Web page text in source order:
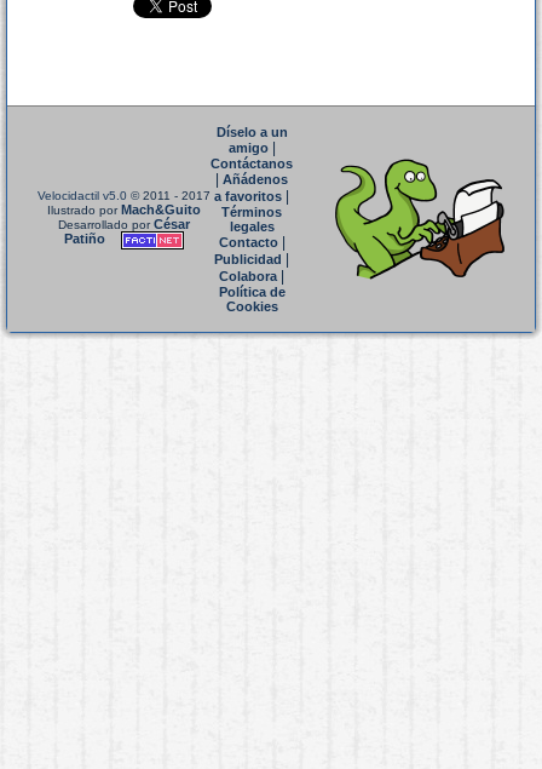
Velocidactil v5.0 © 2011 - 2017
Ilustrado porMach&Guito
Desarrollado porCésar
Patiño
Díselo a un
amigo|
Contáctanos
Añádenos
a favoritos
Términos
legales
Contacto|
Publicidad
Colabora|
Política de
Cookies